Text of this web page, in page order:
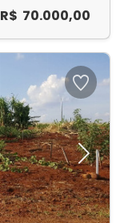
R$ 70.000,00
Next